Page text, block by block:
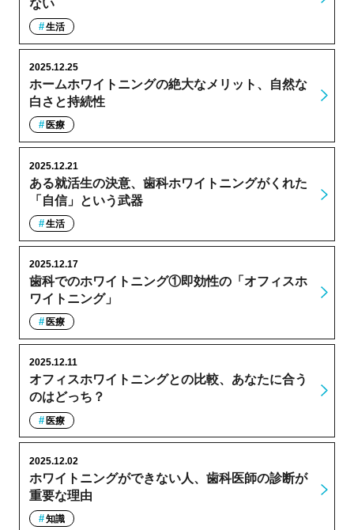
ない
生活
ホームホワイトニングの絶大なメリット、自然な
白さと持続性
2025.12.25
医療
ある就活生の決意、歯科ホワイトニングがくれた
「自信」という武器
2025.12.21
生活
歯科でのホワイトニング①即効性の「オフィスホ
ワイトニング」
2025.12.17
医療
オフィスホワイトニングとの比較、あなたに合う
のはどっち？
2025.12.11
医療
ホワイトニングができない人、歯科医師の診断が
重要な理由
2025.12.02
知識